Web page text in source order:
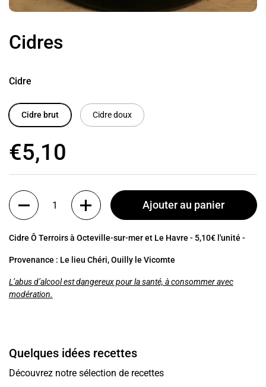
Cidres
Cidre
Cidre brut Cidre doux
€5,10
Quantité
Ajouter au panier
Cidre Ô Terroirsà Octeville-sur-mer et Le Havre - 5,10€ l'unité -
Provenance : Le lieu Chéri, Ouilly le Vicomte
L’abus d’alcool est dangereux pour la santé, à consommer avec
modération.
Quelques idées recettes
Découvrez notre sélection de recettes